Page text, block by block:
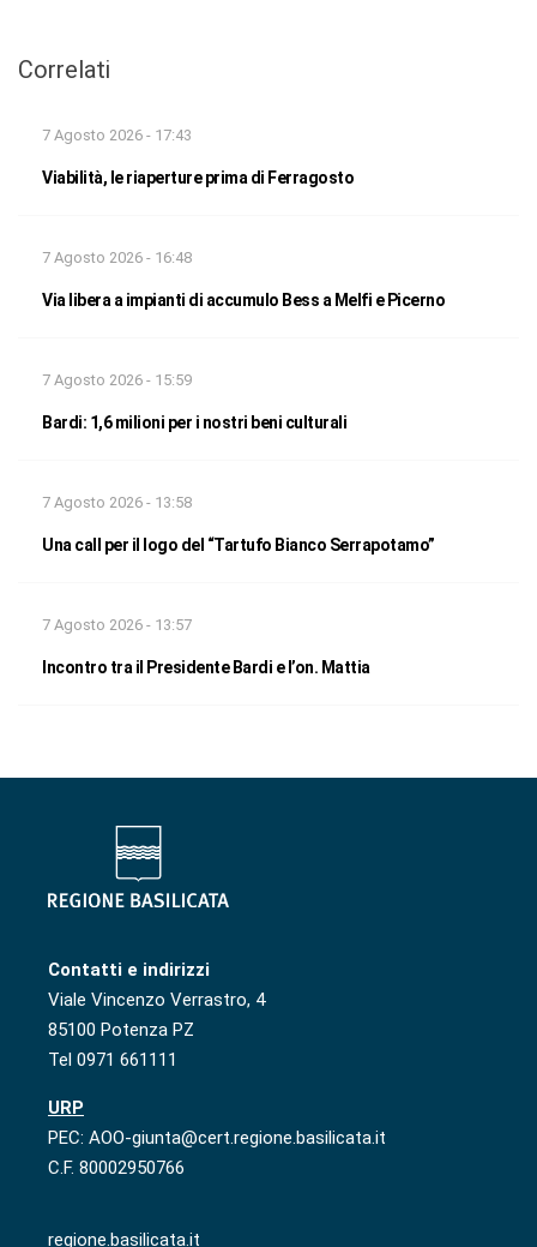
Correlati
7 Agosto 2026 - 17:43
Viabilità, le riaperture prima di Ferragosto
7 Agosto 2026 - 16:48
Via libera a impianti di accumulo Bess a Melfi e Picerno
7 Agosto 2026 - 15:59
Bardi: 1,6 milioni per i nostri beni culturali
7 Agosto 2026 - 13:58
Una call per il logo del “Tartufo Bianco Serrapotamo”
7 Agosto 2026 - 13:57
Incontro tra il Presidente Bardi e l’on. Mattia
Contatti e indirizzi
Viale Vincenzo Verrastro, 4
85100 Potenza PZ
Tel 0971 661111
URP
PEC: AOO-giunta@cert.regione.basilicata.it
C.F. 80002950766
regione.basilicata.it